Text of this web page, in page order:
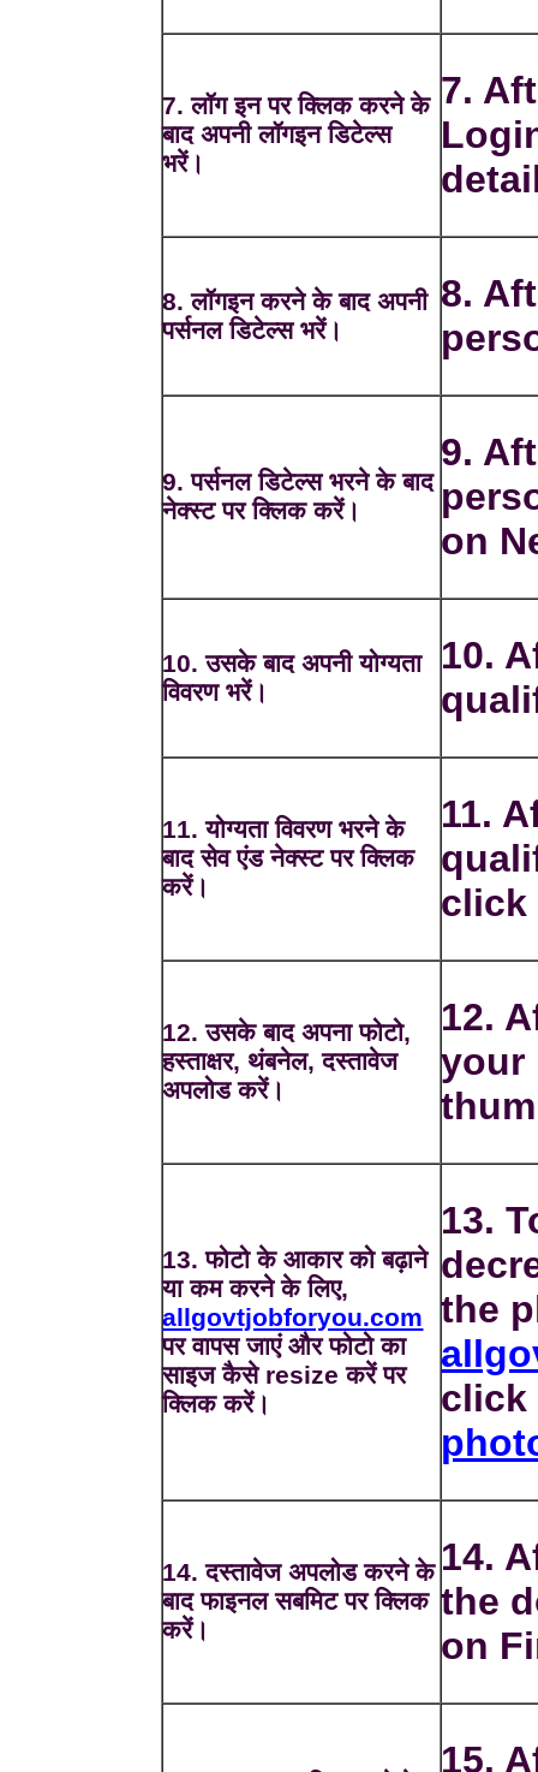
7. लॉग इन पर क्लिक करने के
बाद अपनी लॉगइन डिटेल्स
भरें।
7.
8. लॉगइन करने के बाद अपनी
पर्सनल डिटेल्स भरें।
8.
9. पर्सनल डिटेल्स भरने के बाद
नेक्स्ट पर क्लिक करें।
9.
on
10. उसके बाद अपनी योग्यता
विवरण भरें।
10.
11. योग्यता विवरण भरने के
बाद सेव एंड नेक्स्ट पर क्लिक
करें।
11.
click
12. उसके बाद अपना फोटो,
हस्ताक्षर, थंबनेल, दस्तावेज
अपलोड करें।
12.
your
13. फोटो के आकार को बढ़ाने
या कम करने के लिए,
allgovtjobforyou.com
पर वापस जाएं और फोटो का
साइज कैसे resize करें पर
क्लिक करें।
13.
the
14. दस्तावेज अपलोड करने के
बाद फाइनल सबमिट पर क्लिक
करें।
14.
the
on
15.